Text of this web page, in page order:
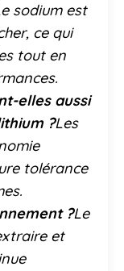
sodium est
ce qui
tout en
elles aussi
?Les
tolérance
?Le
et